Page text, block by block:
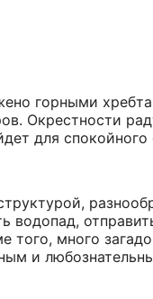
горными
Окрестности
для
водопад,
много
и